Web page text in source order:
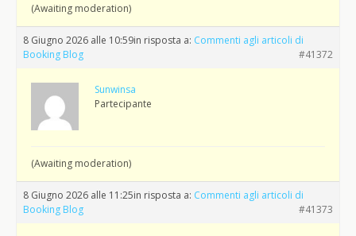
(Awaiting moderation)
8 Giugno 2026 alle 10:59in risposta a: Commenti agli articoli di
Booking Blog
#41372
Sunwinsa
Partecipante
(Awaiting moderation)
8 Giugno 2026 alle 11:25in risposta a: Commenti agli articoli di
Booking Blog
#41373